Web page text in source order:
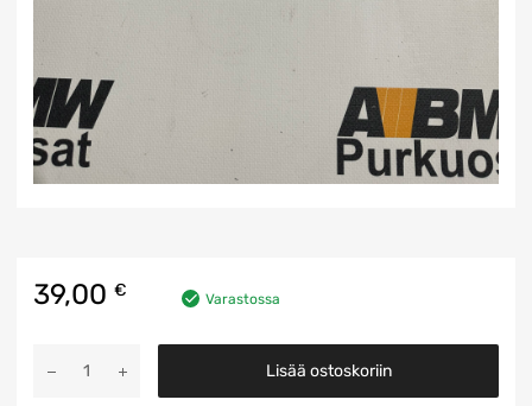
39,00 € Varastossa
Lisää ostoskoriin